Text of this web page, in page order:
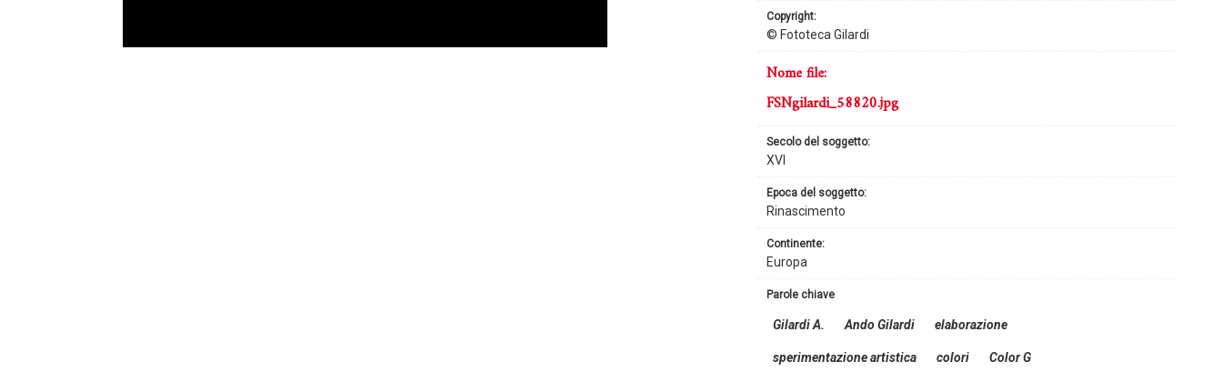
copyright:
© Fototeca Gilardi
continente:
Europa
secolo del soggetto:
XVI
epoca del soggetto:
Rinascimento
nome file:
FSNgilardi_58820.jpg
parole chiave
Gilardi A. Ando Gilardi elaborazione
sperimentazione artistica colori Color G